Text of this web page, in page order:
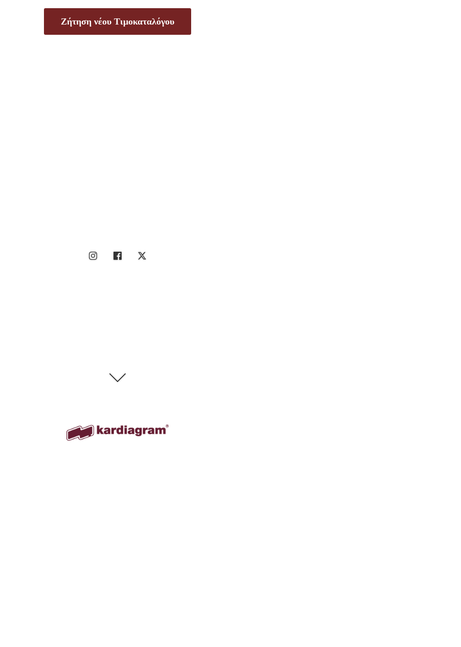
Ζήτηση νέου Τιμοκαταλόγου